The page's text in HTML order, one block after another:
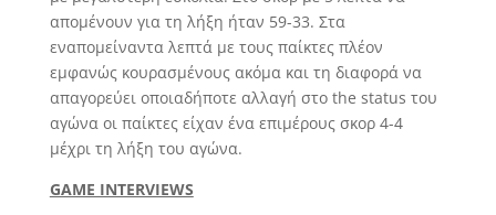
απομένουν για τη λήξη ήταν 59-33. Στα
εναπομείναντα λεπτά με τους παίκτες πλέον
εμφανώς κουρασμένους ακόμα και τη διαφορά να
απαγορεύει οποιαδήποτε αλλαγή στο the status του
αγώνα οι παίκτες είχαν ένα επιμέρους σκορ 4-4
μέχρι τη λήξη του αγώνα.
GAME INTERVIEWS